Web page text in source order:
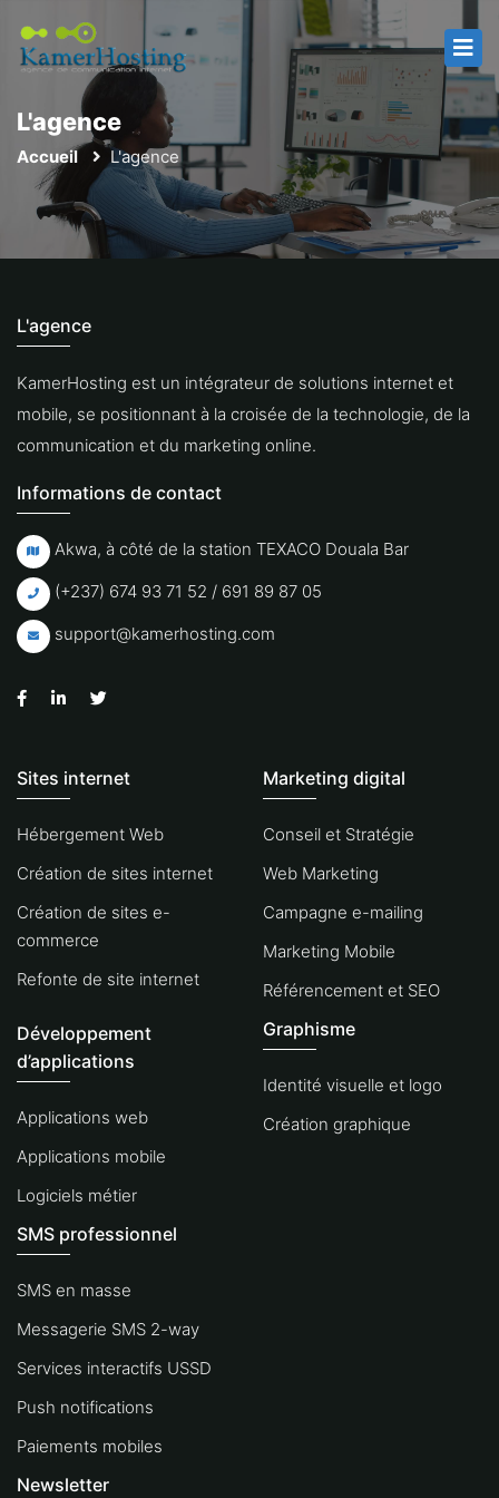
L'agence
Accueil L'agence
L'agence
KamerHosting est un intégrateur de solutions internet et
mobile, se positionnant à la croisée de la technologie, de la
communication et du marketing online.
Informations de contact
Akwa, à côté de la station TEXACO Douala Bar
(+237) 674 93 71 52 / 691 89 87 05
support@kamerhosting.com
Sites internet
Hébergement Web
Création de sites internet
Création de sites e-
commerce
Refonte de site internet
Développement
d’applications
Applications web
Applications mobile
Logiciels métier
Marketing digital
Conseil et Stratégie
Web Marketing
Campagne e-mailing
Marketing Mobile
Référencement et SEO
Graphisme
Identité visuelle et logo
Création graphique
SMS professionnel
SMS en masse
Messagerie SMS 2-way
Services interactifs USSD
Push notifications
Paiements mobiles
Newsletter